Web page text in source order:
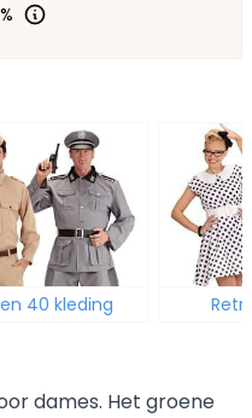
40 kleding
dames. Het groene